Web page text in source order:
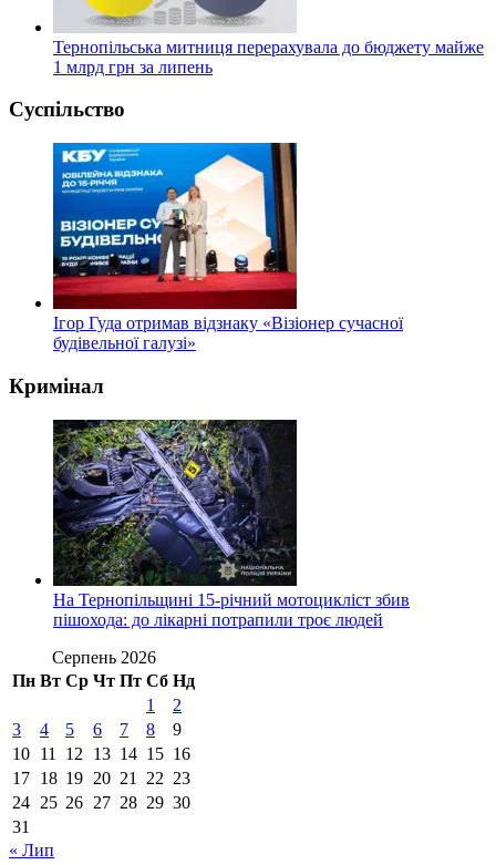
Тернопільська митниця перерахувала до бюджету майже
1 млрд грн за липень
Суспільство
Ігор Гуда отримав відзнаку «Візіонер сучасної
будівельної галузі»
Кримінал
На Тернопільщині 15-річний мотоцикліст збив
пішохода: до лікарні потрапили троє людей
Серпень 2026
Пн Вт Ср Чт Пт Сб Нд
1
2
3
4 5 6 7 8
9
10 11 12 13 14 15 16
17 18 19 20 21 22 23
24 25 26 27 28 29 30
31
« Лип